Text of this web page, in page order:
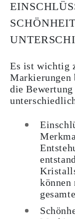
Es ist wichtig
Markierungen
die
können